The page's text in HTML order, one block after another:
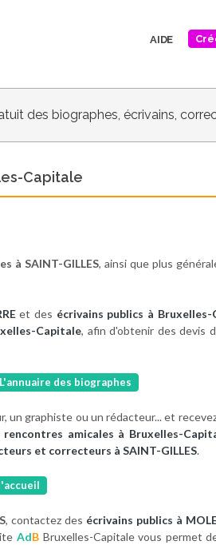
AIDE
des biographes, écrivains,
Capitale
à SAINT-GILLES, ainsi que plus
et des écrivains publics à
Capitale, afin d'obtenir des devis
des biographes
un graphiste ou un rédacteur... et
rencontres amicales à Bruxelles-
et correcteurs à SAINT-GILLES.
, contactez des écrivains publics à
AdBBruxelles-Capitale vous permet